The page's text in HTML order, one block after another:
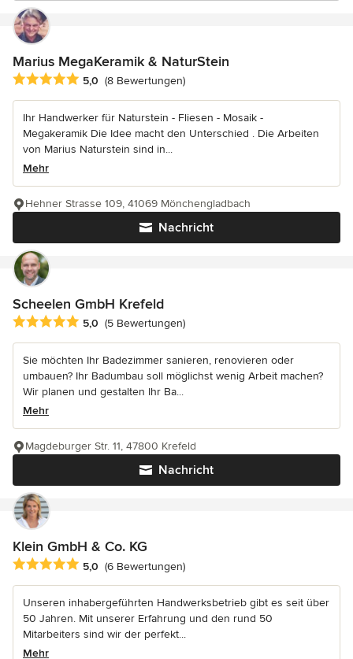
Marius MegaKeramik & NaturStein
Durchschnittliche Bewertung: 5 von 5 Sternen
5,0 (8 Bewertungen)
Ihr Handwerker für Naturstein - Fliesen - Mosaik -
Megakeramik Die Idee macht den Unterschied . Die Arbeiten
von Marius Naturstein sind in...
Mehr
Nachricht
Hehner Strasse 109, 41069 Mönchengladbach
Scheelen GmbH Krefeld
Durchschnittliche Bewertung: 5 von 5 Sternen
5,0 (5 Bewertungen)
Sie möchten Ihr Badezimmer sanieren, renovieren oder
umbauen? Ihr Badumbau soll möglichst wenig Arbeit machen?
Wir planen und gestalten Ihr Ba...
Mehr
Nachricht
Magdeburger Str. 11, 47800 Krefeld
Klein GmbH & Co. KG
Durchschnittliche Bewertung: 5 von 5 Sternen
5,0 (6 Bewertungen)
Unseren inhabergeführten Handwerksbetrieb gibt es seit über
50 Jahren. Mit unserer Erfahrung und den rund 50
Mitarbeiters sind wir der perfekt...
Mehr